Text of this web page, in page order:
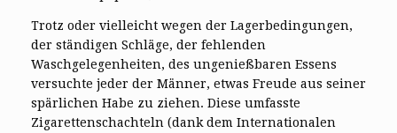
Trotz oder vielleicht wegen der Lagerbedingungen,
der ständigen Schläge, der fehlenden
Waschgelegenheiten, des ungenießbaren Essens
versuchte jeder der Männer, etwas Freude aus seiner
spärlichen Habe zu ziehen. Diese umfasste
Zigarettenschachteln (dank dem Internationalen